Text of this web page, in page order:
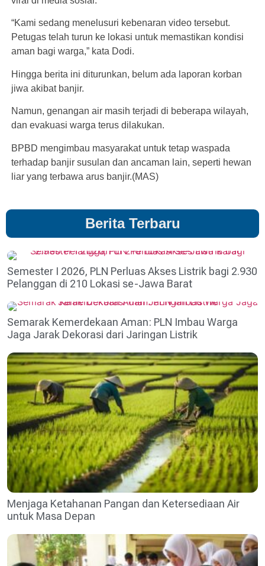
“Kami sedang menelusuri kebenaran video tersebut.
Petugas telah turun ke lokasi untuk memastikan kondisi
aman bagi warga,” kata Dodi.
Hingga berita ini diturunkan, belum ada laporan korban
jiwa akibat banjir.
Namun, genangan air masih terjadi di beberapa wilayah,
dan evakuasi warga terus dilakukan.
BPBD mengimbau masyarakat untuk tetap waspada
terhadap banjir susulan dan ancaman lain, seperti hewan
liar yang terbawa arus banjir.(MAS)
Berita Terbaru
Semester I 2026, PLN Perluas Akses Listrik bagi 2.930
Pelanggan di 210 Lokasi se-Jawa Barat
Semarak Kemerdekaan Aman: PLN Imbau Warga
Jaga Jarak Dekorasi dari Jaringan Listrik
Menjaga Ketahanan Pangan dan Ketersediaan Air
untuk Masa Depan